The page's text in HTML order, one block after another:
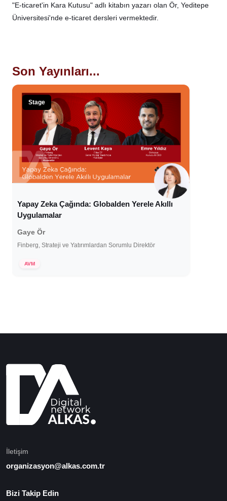
"E-ticaret'in Kara Kutusu" adlı kitabın yazarı olan Ör, Yeditepe
Üniversitesi'nde e-ticaret dersleri vermektedir.
Son Yayınları...
Stage
Yapay Zeka Çağında: Globalden Yerele Akıllı
Uygulamalar
Gaye Ör
Finberg, Strateji ve Yatırımlardan Sorumlu Direktör
AVM
İletişim
organizasyon@alkas.com.tr
Bizi Takip Edin